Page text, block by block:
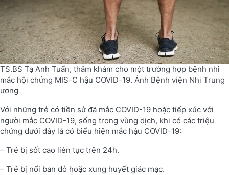
TS.BS Tạ Anh Tuấn, thăm khám cho một trường hợp bệnh nhi
mắc hội chứng MIS-C hậu COVID-19. Ảnh Bệnh viện Nhi Trung
ương
Với những trẻ có tiền sử đã mắc COVID-19 hoặc tiếp xúc với
người mắc COVID-19, sống trong vùng dịch, khi có các triệu
chứng dưới đây là có biểu hiện mắc hậu COVID-19:
– Trẻ bị sốt cao liên tục trên 24h.
– Trẻ bị nổi ban đỏ hoặc xung huyết giác mạc.